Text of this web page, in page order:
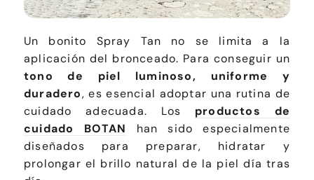
Un bonito Spray Tan no se limita a la
aplicación del bronceado. Para conseguir un
tono de piel luminoso, uniforme y
duradero, es esencial adoptar una rutina de
cuidado adecuada. Los productos de
cuidado BOTAN
han sido especialmente
diseñados para preparar, hidratar y
prolongar el brillo natural de la piel día tras